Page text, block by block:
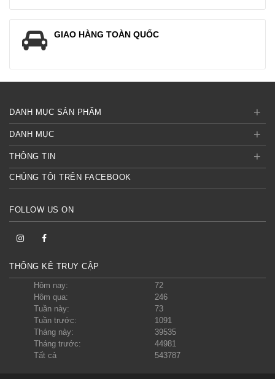
GIAO HÀNG TOÀN QUỐC
DANH MỤC SẢN PHẨM +
DANH MỤC +
THÔNG TIN +
CHÚNG TÔI TRÊN FACEBOOK
FOLLOW US ON
THỐNG KÊ TRUY CẬP
Hôm nay:
72
Hôm qua:
246
Tuần này:
73
Tuần trước:
1091
Tháng này:
39535
Tháng trước:
44981
Tất cả
543787